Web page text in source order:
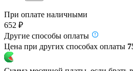
При оплате наличными
652 ₽
Другие способы оплаты
Цена при других способах оплаты